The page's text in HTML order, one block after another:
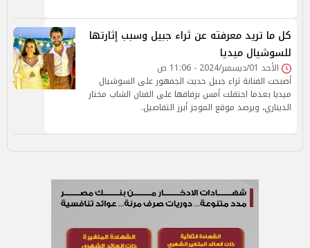
كل ما تريد معرفته عن ثراء جبيل وسبب إثارتها
للسوشيال ميديا
الأحد 01/ديسمبر/2024 - 11:06 ص
أصبحت الفنانة ثراء جبيل حديث الجمهور على السوشيال
ميديا بعدما احتفلت أمس بزفافها على الفنان الشاب مختار
الديناري، ويرصد موقع الموجز أبرز التفاصيل.